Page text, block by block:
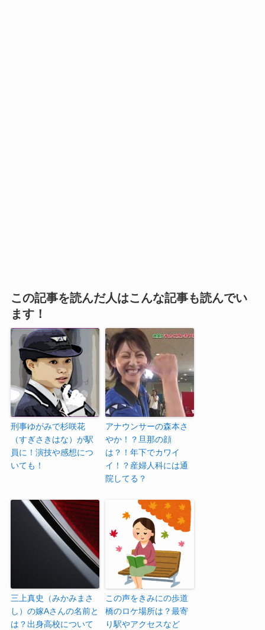
この記事を読んだ人はこんな記事も読んでい
ます！
刑事ゆがみで杉咲花
（すぎさきはな）が駅
員に！演技や感想につ
いても！
アナウンサーの森本さ
やか！？旦那の顔
は？！年下でカワイ
イ！？産婦人科には通
院してる？
三上真史（みかみまさ
し）の嫁Aさんの名前と
は？出身高校について
この声をきみにの歩道
橋のロケ場所は？最寄
り駅やアクセスなど